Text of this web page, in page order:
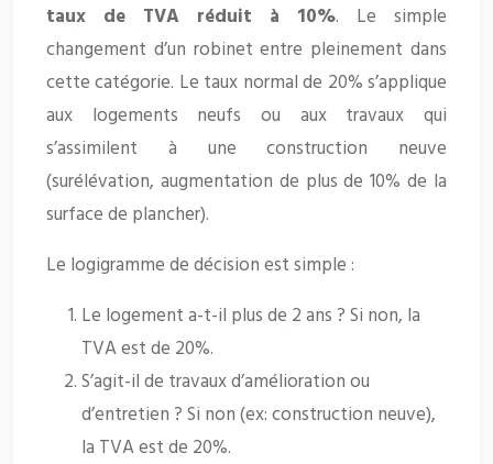
taux de TVA réduit à 10%. Le simple
changement d’un robinet entre pleinement dans
cette catégorie. Le taux normal de 20% s’applique
aux logements neufs ou aux travaux qui
s’assimilent à une construction neuve
(surélévation, augmentation de plus de 10% de la
surface de plancher).
Le logigramme de décision est simple :
Le logement a-t-il plus de 2 ans ? Si non, la
TVA est de 20%.
S’agit-il de travaux d’amélioration ou
d’entretien ? Si non (ex: construction neuve),
la TVA est de 20%.